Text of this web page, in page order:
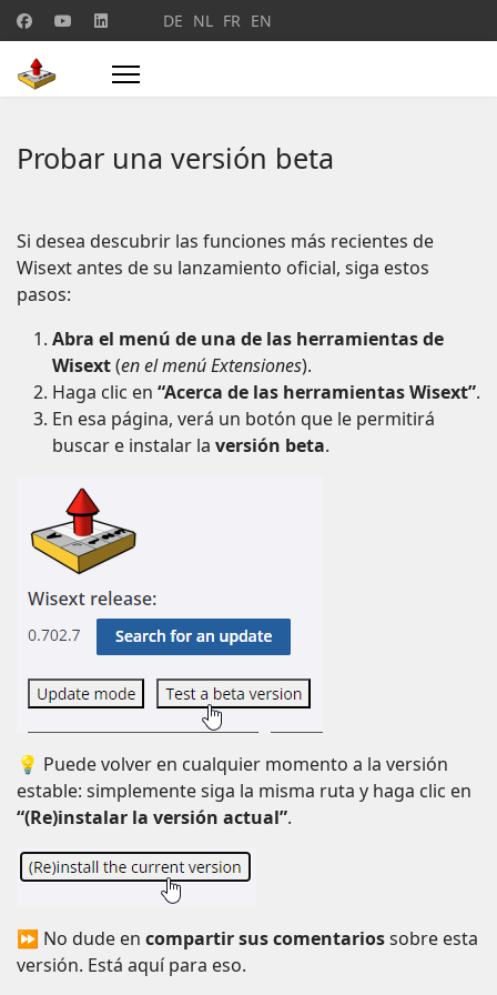
Seleccione su idioma
DE NL FR EN
Probar una versión beta
Si desea descubrir las funciones más recientes de
Wisext antes de su lanzamiento oficial, siga estos
pasos:
Abra el menú de una de las herramientas de
Wisext(en el menú Extensiones).
Haga clic en “Acerca de las herramientas Wisext”.
En esa página, verá un botón que le permitirá
buscar e instalar la versión beta.
💡 Puede volver en cualquier momento a la versión
estable: simplemente siga la misma ruta y haga clic en
“(Re)instalar la versión actual”.
⏩ No dude en compartir sus comentariossobre esta
versión. Está aquí para eso.